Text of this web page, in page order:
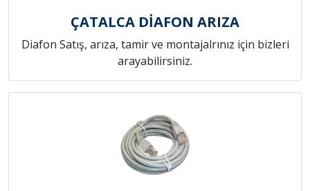
ÇATALCA DİAFON ARIZA
Diafon Satış, arıza, tamir ve montajalrınız için bizleri
arayabilirsiniz.